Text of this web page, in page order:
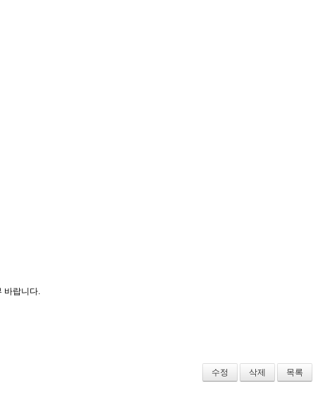
바랍니다.
수정 삭제 목록